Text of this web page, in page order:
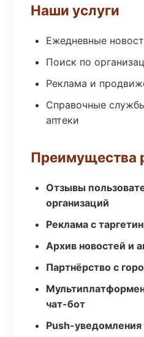
Наши услуги
Ежедневные
Поиск по
Реклама и
Справочные
аптеки
Преимущества
Отзывы
организаций
Реклама с
Архив новостей и
Партнёрство с
чат-бот
Push-